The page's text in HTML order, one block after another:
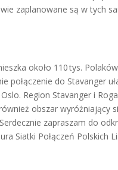
zaplanowane są w tych
około 110 tys.
połączenie do Stavanger
Region Stavanger i
obszar wyróżniający
zapraszam do
Siatki Połączeń Polskich